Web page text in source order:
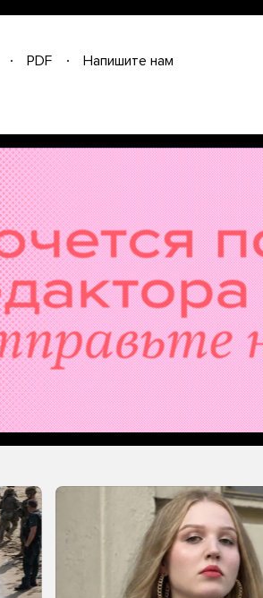
PDF
Напишите нам